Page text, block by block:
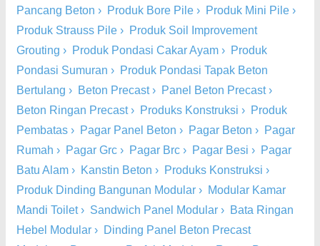
Pancang Beton › Produk Bore Pile › Produk Mini Pile ›
Produk Strauss Pile › Produk Soil Improvement
Grouting › Produk Pondasi Cakar Ayam › Produk
Pondasi Sumuran › Produk Pondasi Tapak Beton
Bertulang › Beton Precast› Panel Beton Precast›
Beton Ringan Precast› Produks Konstruksi › Produk
Pembatas › Pagar Panel Beton › Pagar Beton › Pagar
Rumah › Pagar Grc › Pagar Brc › Pagar Besi › Pagar
Batu Alam › Kanstin Beton › Produks Konstruksi ›
Produk Dinding Bangunan Modular › Modular Kamar
Mandi Toilet› Sandwich Panel Modular › Bata Ringan
Hebel Modular › Dinding Panel Beton Precast